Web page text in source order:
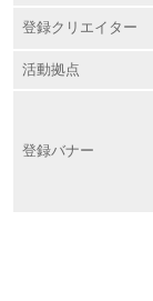
登録クリエイター
活動拠点
登録バナー